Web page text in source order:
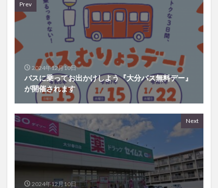
Prev
2024年12月10日
バスに乗ってお出かけしよう『大分バス無料デー』
が開催されます
Next
2024年12月10日